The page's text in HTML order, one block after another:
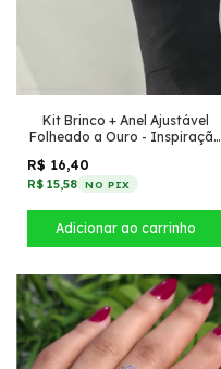
Kit Brinco + Anel Ajustável
Folheado a Ouro - Inspiração
R$ 16,40
R$ 15,58 NO PIX